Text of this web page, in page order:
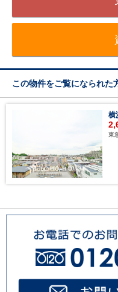
この物件をご覧になられた
横
東